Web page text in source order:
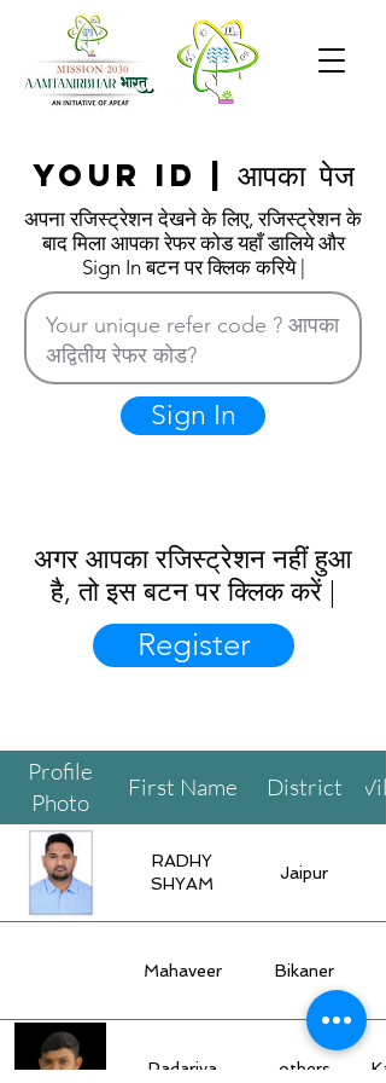
Your ID आपका पेज
अपना रजिस्ट्रेशन देखने के लिए, रजिस्ट्रेशन के
बाद मिला आपका रेफर कोड यहाँ डालिये और
Sign In बटन पर क्लिक करिये |
Sign In
अगर आपका रजिस्ट्रेशन नहीं हुआ
है, तो इस बटन पर क्लिक करें |
Register
Profile
Photo
First Name District
RADHY
SHYAM
Jaipur
Mahaveer Bikaner
Padariya others